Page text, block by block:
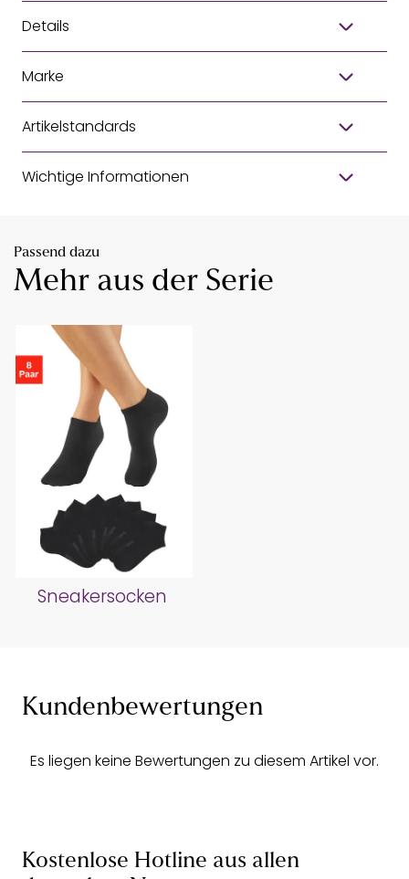
Details
Marke
Artikelstandards
Wichtige Informationen
Passend dazu
Mehr aus der Serie
Sneakersocken
Kundenbewertungen
Es liegen keine Bewertungen zu diesem Artikel vor.
Kostenlose Hotline aus allen